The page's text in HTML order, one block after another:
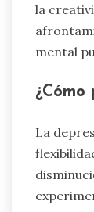
la
mental
La